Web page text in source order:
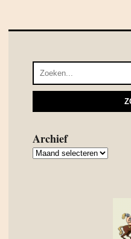
Archief
Archief